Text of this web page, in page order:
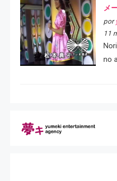
メ
por
11
no